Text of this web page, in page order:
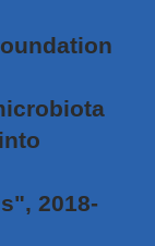
2018-